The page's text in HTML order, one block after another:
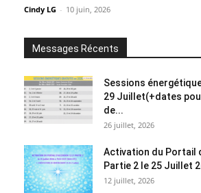
Cindy LG - 10 juin, 2026
Messages Récents
Sessions
29 Juillet(+dates
de...
26 juillet, 2026
Activation du Portail
Partie 2 le 25 Juillet
12 juillet, 2026